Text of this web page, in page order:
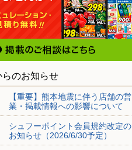
らのお知らせ
【重要】熊本地震に伴う店舗の営
業・掲載情報への影響について
シュフーポイント会員規約改定の
お知らせ（2026/6/30予定）